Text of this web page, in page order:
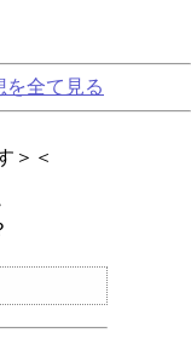
を全て見る
＞＜